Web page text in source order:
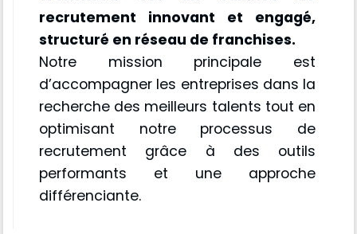
recrutement innovant et engagé,
structuré en réseau de franchises.
Notre mission principale est
d’accompagner les entreprises dans la
recherche des meilleurs talents tout en
optimisant notre processus de
recrutement grâce à des outils
performants et une approche
différenciante.